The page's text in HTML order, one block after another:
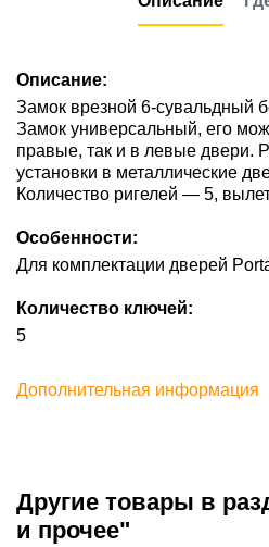
Описание:
Замок врезной 6-сувальдный
Замок универсальный, его
правые, так и в левые двери.
установки в металлические
Количество ригелей — 5,
Особенности:
Для комплектации дверей
Количество ключей:
5
Дополнительная информация
Другие товары в
и прочее"